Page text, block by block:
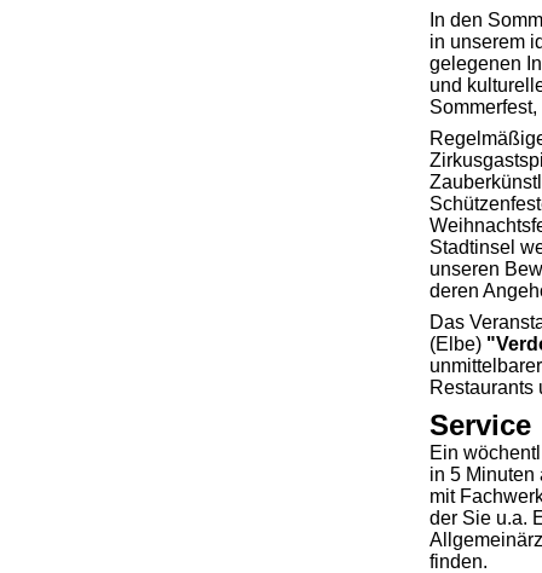
In den
in unserem
gelegenen
und
Stadtinsel
unseren
deren
Das
(Elbe)
Restaurants
Service
Ein
in 5 Minuten
mit
der Sie u.a.
finden.